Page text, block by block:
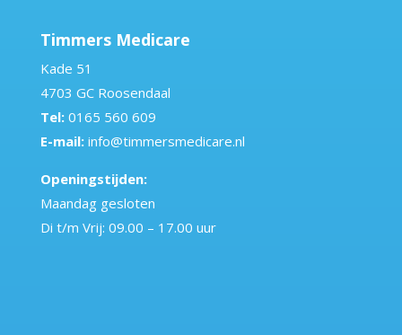
Timmers Medicare
Kade 51
4703 GC Roosendaal
Tel: 0165 560 609
E-mail: info@timmersmedicare.nl
Openingstijden:
Maandag gesloten
Di t/m Vrij: 09.00 – 17.00 uur